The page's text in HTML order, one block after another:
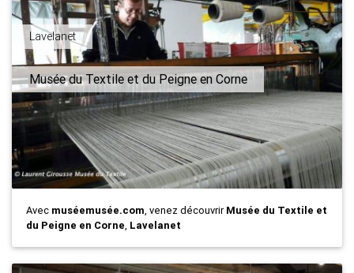
Lavelanet
Musée du Textile et du Peigne en Corne
Avec muséemusée.com, venez découvrirMusée du Textile et
du Peigne en Corne, Lavelanet